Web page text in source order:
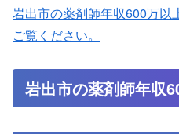
岩出市の薬剤師年収600万以
ご覧ください。
岩出市の薬剤師年収